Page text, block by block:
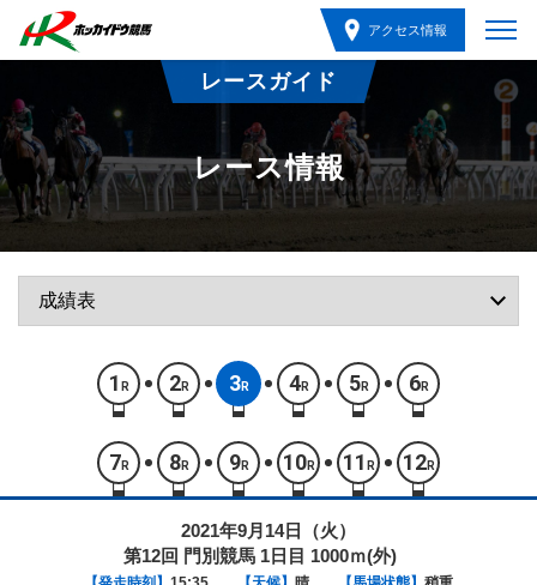
アクセス情報
レースガイド
レース情報
1 R 2R 3R 4R 5R 6R
7 R 8R 9R 10R 11 R 12R
2021年9月14日（火）
第12回 門別競馬 1日目 1000ｍ(外)